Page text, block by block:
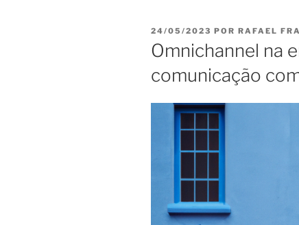
PUBLICADO
EM
24/05/2023 POR RAFAEL
Omnichannel na
comunicação